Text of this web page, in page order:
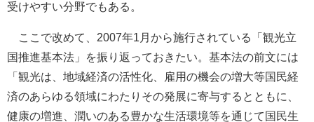
受けやすい分野でもある。
ここで改めて、2007年1月から施行されている「観光立
国推進基本法」を振り返っておきたい。基本法の前文には
「観光は、地域経済の活性化、雇用の機会の増大等国民経
済のあらゆる領域にわたりその発展に寄与するとともに、
健康の増進、潤いのある豊かな生活環境等を通じて国民生